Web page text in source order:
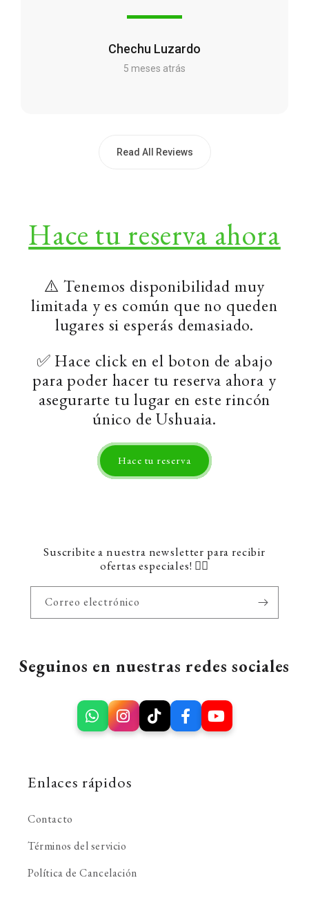
Chechu Luzardo
5 meses atrás
Read All Reviews
Hace tu reserva ahora
⚠️ Tenemos disponibilidad muy
limitada y es común que no queden
lugares si esperás demasiado.
✅ Hace click en el boton de abajo
para poder hacer tu reserva ahora y
asegurarte tu lugar en este rincón
único de Ushuaia.
Hace tu reserva
Suscribite a nuestra newsletter para recibir
ofertas especiales! 👇🏼
Correo electrónico
Seguinos en nuestras redes sociales
Enlaces rápidos
Contacto
Términos del servicio
Política de Cancelación